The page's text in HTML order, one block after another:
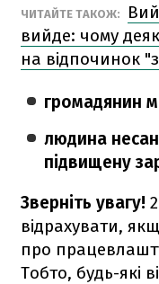
ЧИТАЙТЕ ТАКОЖ:
вийде: чому
на відпочинок
громадянин
людина
підвищену
Зверніть увагу!
відрахувати,
про
Тобто, будь-які